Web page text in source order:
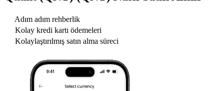
Adım adım rehberlik
Kolay kredi kartı ödemeleri
Kolaylaştırılmış satın alma süreci